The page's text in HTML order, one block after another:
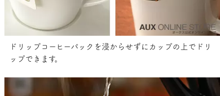
ドリップコーヒーパックを浸からせずにカップの上でドリ
ップできます。